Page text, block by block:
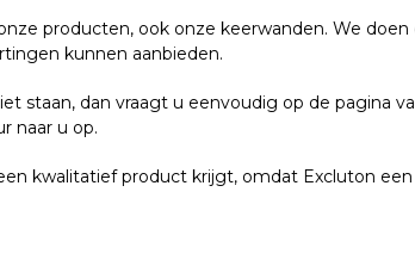
producten, ook onze keerwanden. We
kunnen aanbieden.
staan, dan vraagt u eenvoudig op de pagina
naar u op.
kwalitatief product krijgt, omdat Excluton